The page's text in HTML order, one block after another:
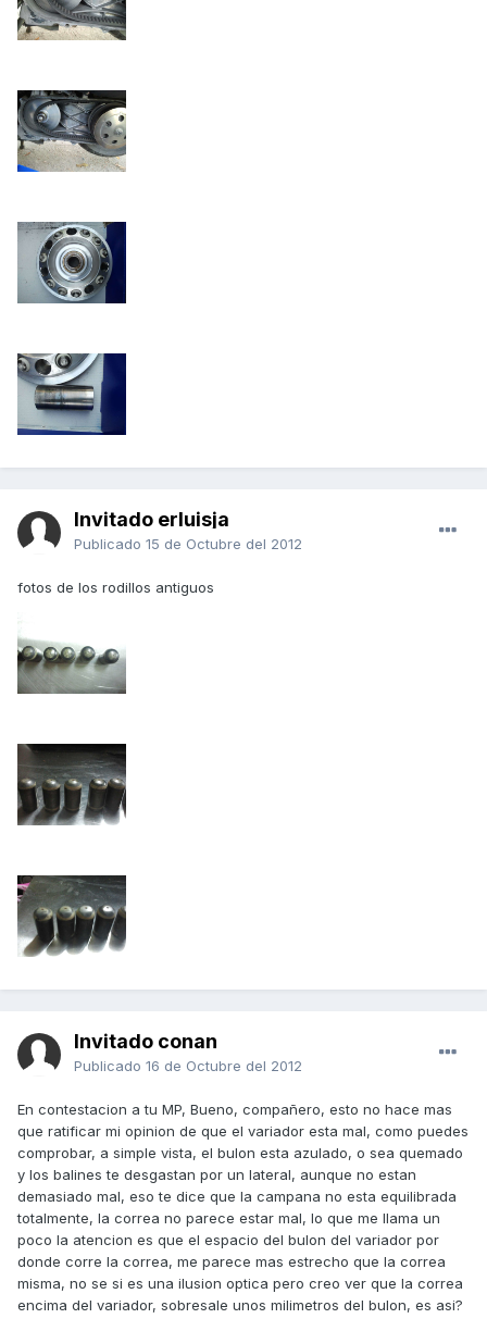
Invitado erluisja
Publicado 15 de Octubre del 2012
fotos de los rodillos antiguos
Invitado conan
Publicado 16 de Octubre del 2012
En contestacion a tu MP, Bueno, compañero, esto no hace mas
que ratificar mi opinion de que el variador esta mal, como puedes
comprobar, a simple vista, el bulon esta azulado, o sea quemado
y los balines te desgastan por un lateral, aunque no estan
demasiado mal, eso te dice que la campana no esta equilibrada
totalmente, la correa no parece estar mal, lo que me llama un
poco la atencion es que el espacio del bulon del variador por
donde corre la correa, me parece mas estrecho que la correa
misma, no se si es una ilusion optica pero creo ver que la correa
encima del variador, sobresale unos milimetros del bulon, es asi?